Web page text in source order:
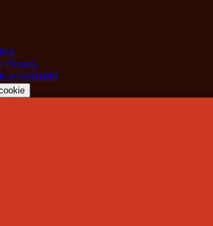
Privacy
accessibilità